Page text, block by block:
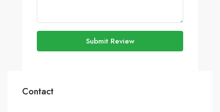
Submit Review
Contact